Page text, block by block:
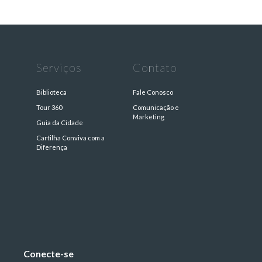
Serviços
Biblioteca
Tour 360
Guia da Cidade
Cartilha Conviva com a
Diferença
Contato
Fale Conosco
Comunicação e
Marketing
Conecte-se